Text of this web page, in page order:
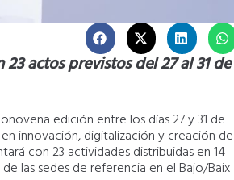
actos previstos del 27 al 31 de
edición entre los días 27 y 31 de
innovación, digitalización y creación de
con 23 actividades distribuidas en 14
las sedes de referencia en el Bajo/Baix